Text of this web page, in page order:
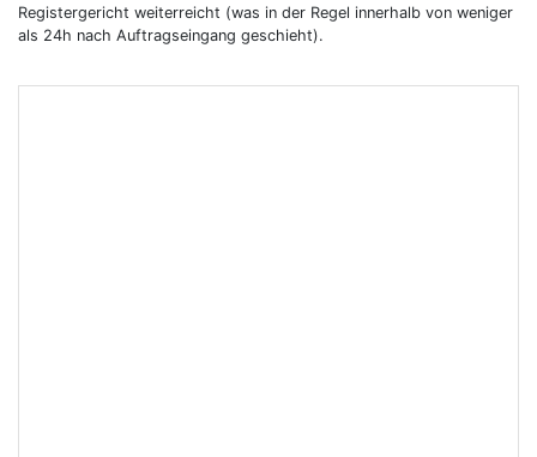
Registergericht weiterreicht (was in der Regel innerhalb von weniger
als 24h nach Auftragseingang geschieht).